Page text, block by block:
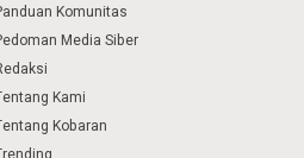
Komunitas
Media Siber
Kami
Kobaran